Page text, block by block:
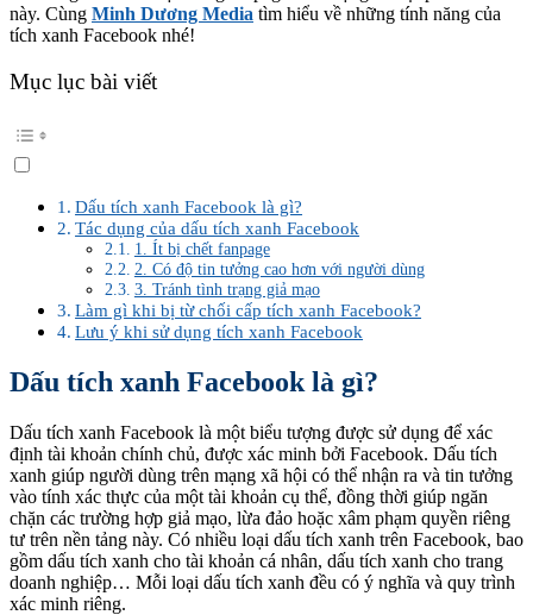
này. Cùng Minh Dương Media tìm hiểu về những tính năng của
tích xanh Facebook nhé!
Mục lục bài viết
Dấu tích xanh Facebook là gì?
Tác dụng của dấu tích xanh Facebook
1. Ít bị chết fanpage
2. Có độ tin tưởng cao hơn với người dùng
3. Tránh tình trạng giả mạo
Làm gì khi bị từ chối cấp tích xanh Facebook?
Lưu ý khi sử dụng tích xanh Facebook
Dấu tích xanh Facebook là gì?
Dấu tích xanh Facebook là một biểu tượng được sử dụng để xác
định tài khoản chính chủ, được xác minh bởi Facebook. Dấu tích
xanh giúp người dùng trên mạng xã hội có thể nhận ra và tin tưởng
vào tính xác thực của một tài khoản cụ thể, đồng thời giúp ngăn
chặn các trường hợp giả mạo, lừa đảo hoặc xâm phạm quyền riêng
tư trên nền tảng này. Có nhiều loại dấu tích xanh trên Facebook, bao
gồm dấu tích xanh cho tài khoản cá nhân, dấu tích xanh cho trang
doanh nghiệp… Mỗi loại dấu tích xanh đều có ý nghĩa và quy trình
xác minh riêng.